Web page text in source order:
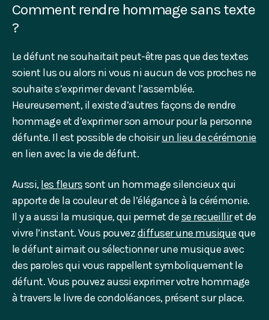
Comment rendre hommage sans texte
?
Le défunt ne souhaitait peut-être pas que des textes
soient lus ou alors ni vous ni aucun de vos proches ne
souhaite s’exprimer devant l’assemblée.
Heureusement, il existe d’autres façons de rendre
hommage et d’exprimer son amour pour la personne
défunte. Il est possible de choisirun lieu de cérémonie
en lien avec la vie de défunt.
Aussi,les fleurssont un hommage silencieux qui
apporte de la couleur et de l’élégance à la cérémonie.
Il y a aussi la musique, qui permet dese recueilliret de
vivre l’instant. Vous pouvezdiffuser une musiqueque
le défunt aimait ou sélectionner une musique avec
des paroles qui vous rappellent symboliquement le
défunt. Vous pouvez aussi exprimer votre hommage
à travers le livre de condoléances, présent sur place.